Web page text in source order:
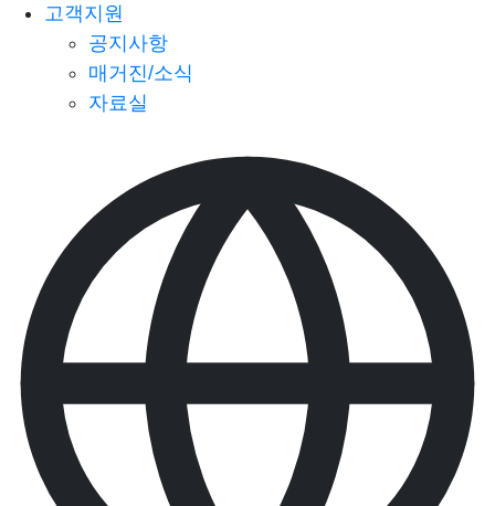
고객지원
공지사항
매거진/소식
자료실